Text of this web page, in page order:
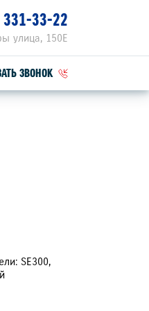
улица, 150Е
33-22
ЗВОНОК
SE300,